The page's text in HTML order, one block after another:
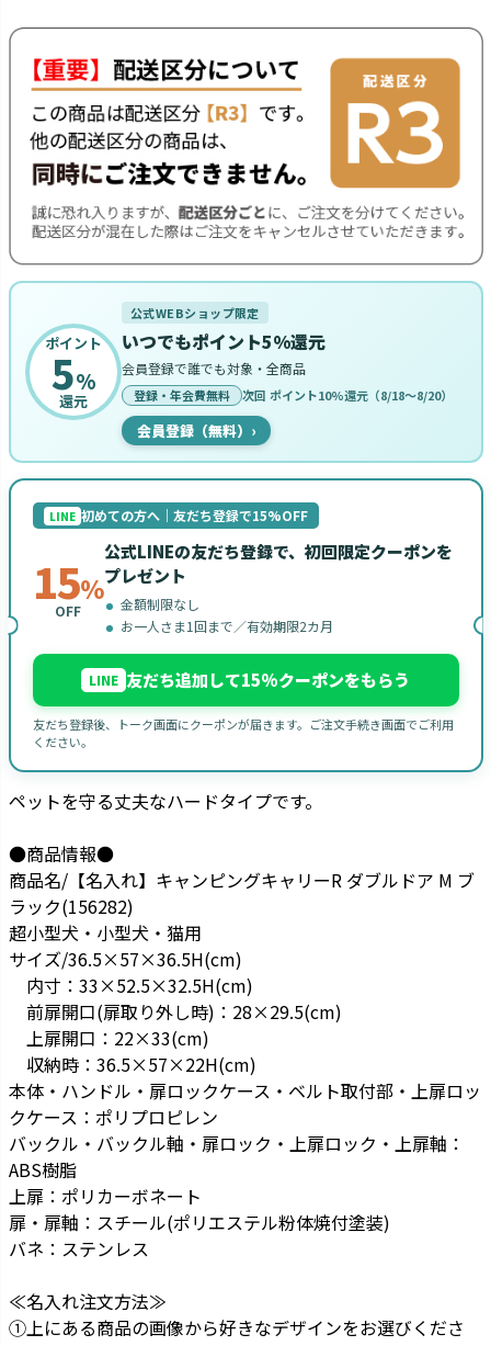
ポイント
5%
還元
公式WEBショップ限定
いつでもポイント5%還元
会員登録で誰でも対象・全商品
登録・年会費無料 次回 ポイント10%還元（8/18〜8/20）
会員登録（無料） ›
LINE 初めての方へ｜友だち登録で15%OFF
15%
OFF
公式LINEの友だち登録で、初回限定クーポンを
プレゼント
金額制限なし
お一人さま1回まで／有効期限2カ月
LINE 友だち追加して15%クーポンをもらう
友だち登録後、トーク画面にクーポンが届きます。ご注文手続き画面でご利用
ください。
ペットを守る丈夫なハードタイプです。
●商品情報●
商品名/【名入れ】キャンピングキャリーR ダブルドア M ブ
ラック(156282)
超小型犬・小型犬・猫用
サイズ/36.5×57×36.5H(cm)
内寸：33×52.5×32.5H(cm)
前扉開口(扉取り外し時)：28×29.5(cm)
上扉開口：22×33(cm)
収納時：36.5×57×22H(cm)
本体・ハンドル・扉ロックケース・ベルト取付部・上扉ロッ
クケース：ポリプロピレン
バックル・バックル軸・扉ロック・上扉ロック・上扉軸：
ABS樹脂
上扉：ポリカーボネート
扉・扉軸：スチール(ポリエステル粉体焼付塗装)
バネ：ステンレス
≪名入れ注文方法≫
①上にある商品の画像から好きなデザインをお選びくださ